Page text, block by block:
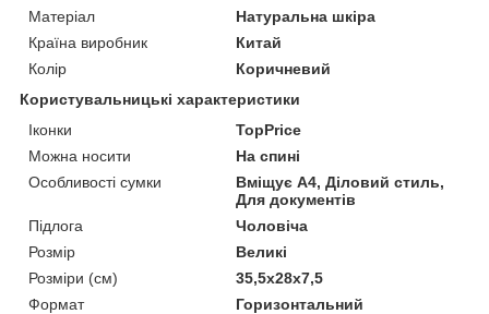
Матеріал
Натуральна шкіра
Країна виробник
Китай
Колір
Коричневий
Користувальницькі характеристики
Іконки
TopPrice
Можна носити
На спині
Особливості сумки
Вміщує А4, Діловий стиль,
Для документів
Підлога
Чоловіча
Розмір
Великі
Розміри (см)
35,5х28х7,5
Формат
Горизонтальний